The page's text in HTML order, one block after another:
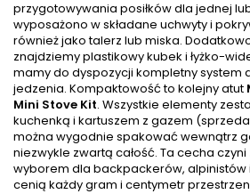
przygotowywania posiłków dla jednej
wyposażono w składane uchwyty i
również jako talerz lub miska.
znajdziemy plastikowy kubek i łyżko-
mamy do dyspozycji kompletny system
jedzenia. Kompaktowość to kolejny atut
Mini Stove Kit. Wszystkie elementy
kuchenką i kartuszem z gazem
można wygodnie spakować wewnątrz
niezwykle zwartą całość. Ta cecha
wyborem dla backpackerów, alpinistów
cenią każdy gram i centymetr